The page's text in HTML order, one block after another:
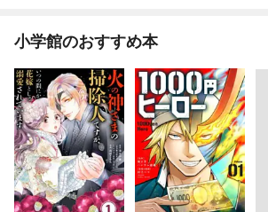
小学館のおすすめ本